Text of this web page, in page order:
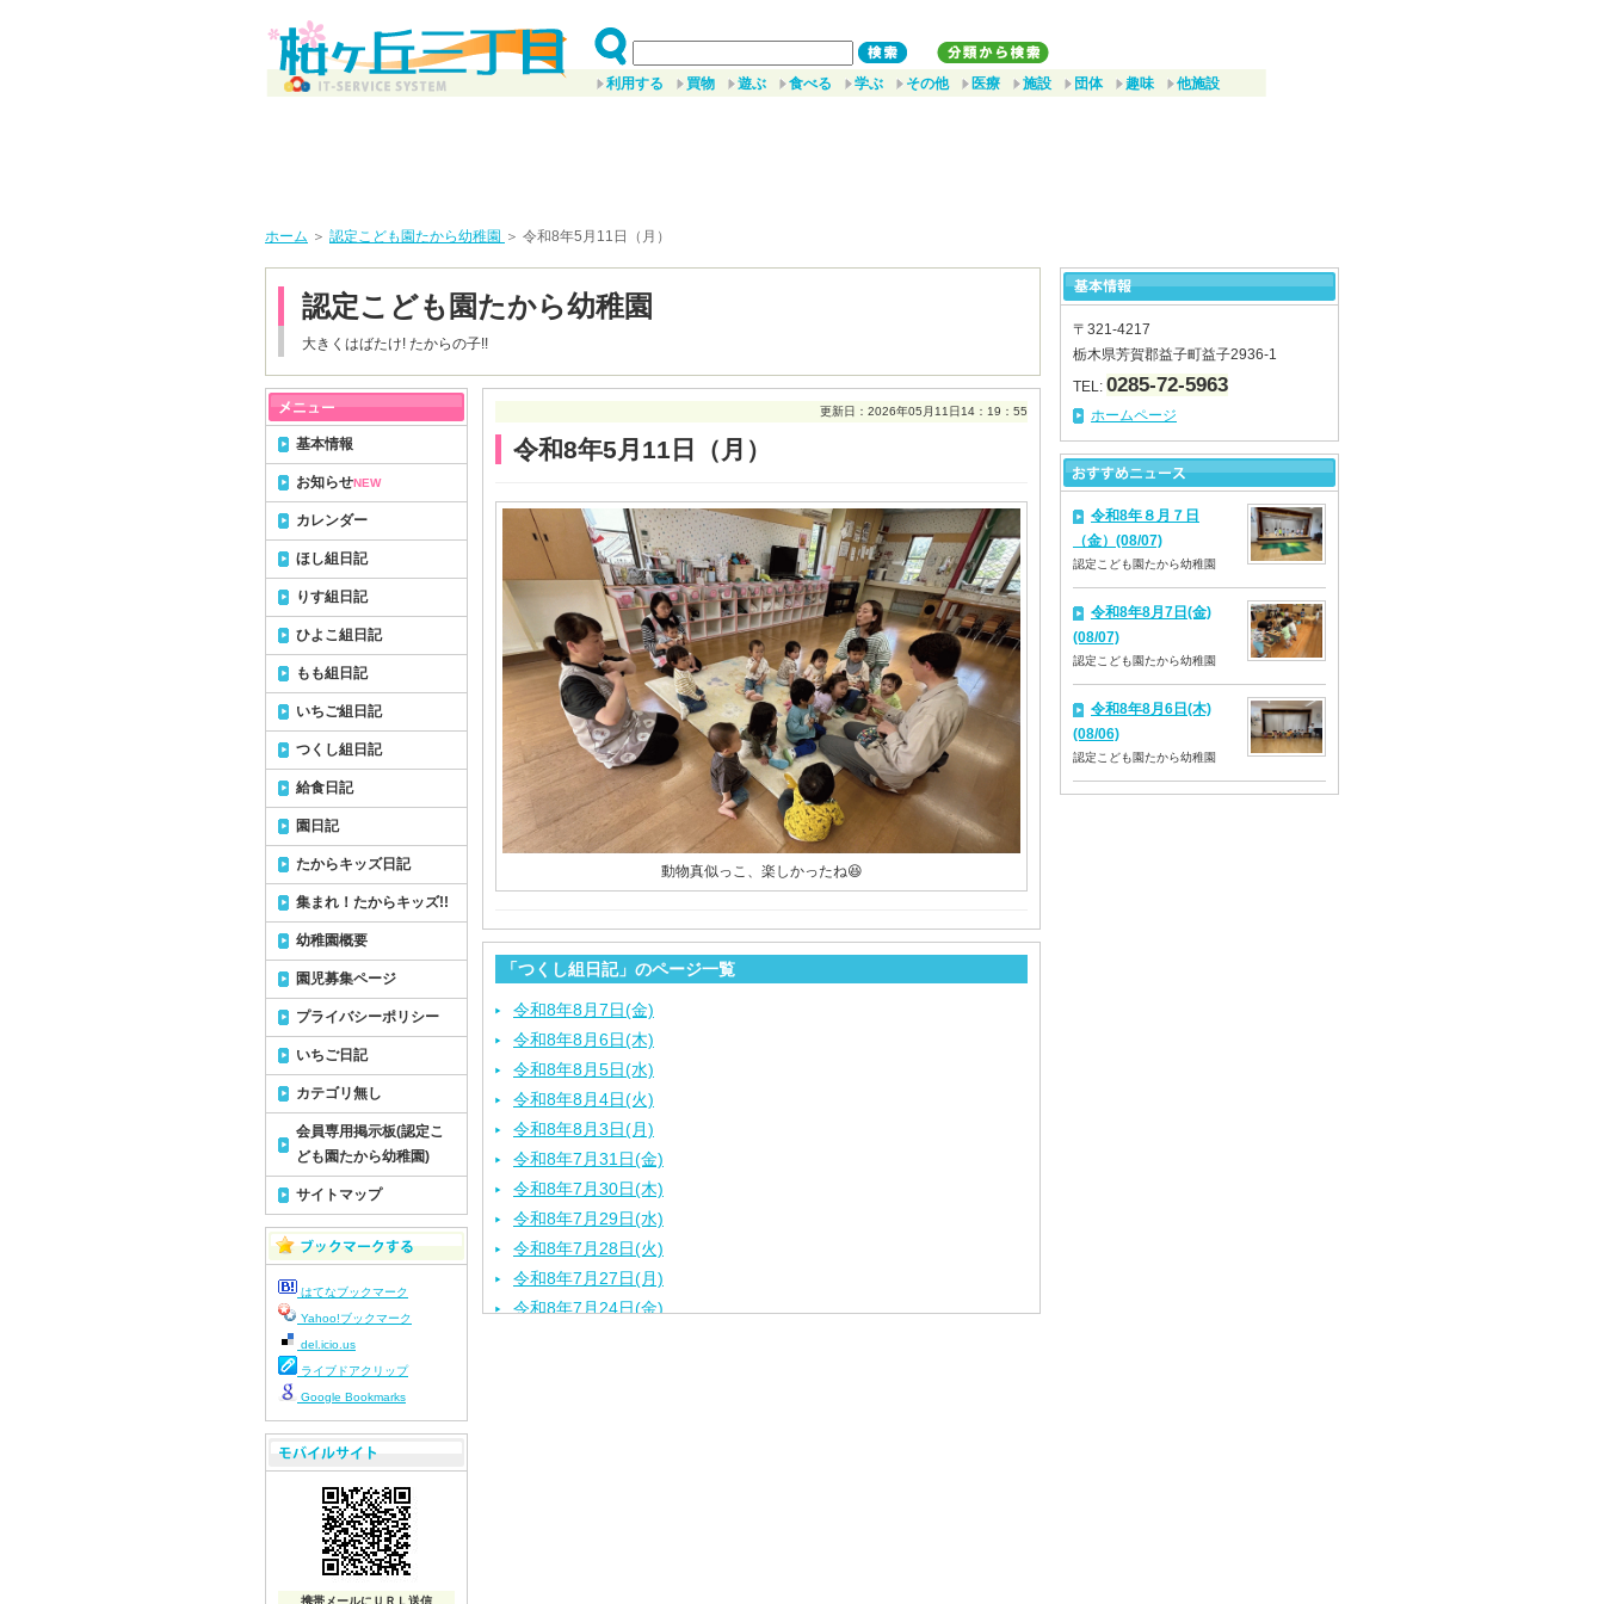
利用する 買物 遊ぶ 食べる 学ぶ その他 医療 施設 団体 趣味 他施設
ホーム ＞ 認定こども園たから幼稚園 ＞ 令和8年5月11日（月）
認定こども園たから幼稚園
大きくはばたけ! たからの子!!
更新日：2026年05月11日14：19：55
令和8年5月11日（月）
動物真似っこ、楽しかったね😆
「つくし組日記」のページ一覧
令和8年8月7日(金)
令和8年8月6日(木)
令和8年8月5日(水)
令和8年8月4日(火)
令和8年8月3日(月)
令和8年7月31日(金)
令和8年7月30日(木)
令和8年7月29日(水)
令和8年7月28日(火)
令和8年7月27日(月)
令和8年7月24日(金)
基本情報
お知らせNEW
カレンダー
ほし組日記
りす組日記
ひよこ組日記
もも組日記
いちご組日記
つくし組日記
給食日記
園日記
たからキッズ日記
集まれ！たからキッズ!!
幼稚園概要
園児募集ページ
プライバシーポリシー
いちご日記
カテゴリ無し
会員専用掲示板(認定こ
ども園たから幼稚園)
サイトマップ
はてなブックマーク
Yahoo!ブックマーク
del.icio.us
ライブドアクリップ
Google Bookmarks
携帯メールにＵＲＬ送信
〒321-4217
栃木県芳賀郡益子町益子2936-1
TEL: 0285-72-5963
ホームページ
令和8年８月７日
（金）(08/07)
認定こども園たから幼稚園
令和8年8月7日(金)
(08/07)
認定こども園たから幼稚園
令和8年8月6日(木)
(08/06)
認定こども園たから幼稚園